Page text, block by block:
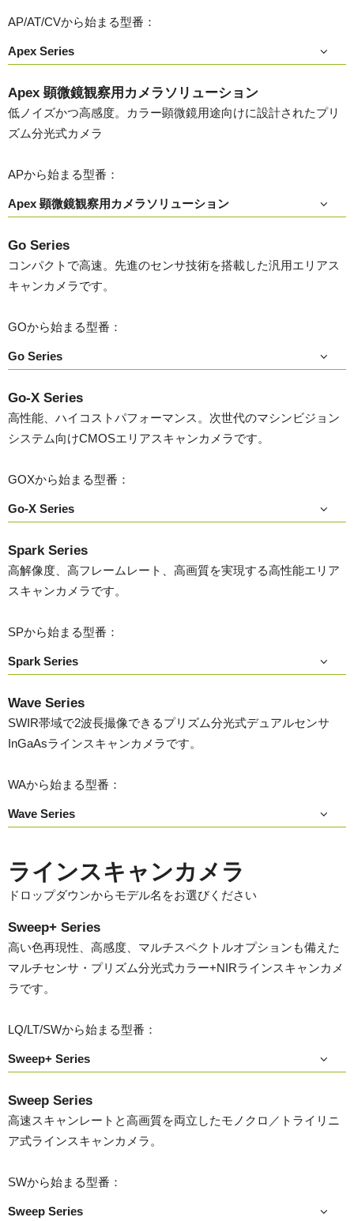
AP/AT/CVから始まる型番：
Apex Series
Apex 顕微鏡観察用カメラソリューション
低ノイズかつ高感度。カラー顕微鏡用途向けに設計されたプリ
ズム分光式カメラ
APから始まる型番：
Apex 顕微鏡観察用カメラソリューション
Go Series
コンパクトで高速。先進のセンサ技術を搭載した汎用エリアス
キャンカメラです。
GOから始まる型番：
Go Series
Go-X Series
高性能、ハイコストパフォーマンス。次世代のマシンビジョン
システム向けCMOSエリアスキャンカメラです。
GOXから始まる型番：
Go-X Series
Spark Series
高解像度、高フレームレート、高画質を実現する高性能エリア
スキャンカメラです。
SPから始まる型番：
Spark Series
Wave Series
SWIR帯域で2波長撮像できるプリズム分光式デュアルセンサ
InGaAsラインスキャンカメラです。
WAから始まる型番：
Wave Series
ラインスキャンカメラ
ドロップダウンからモデル名をお選びください
Sweep+ Series
高い色再現性、高感度、マルチスペクトルオプションも備えた
マルチセンサ・プリズム分光式カラー+NIRラインスキャンカメ
ラです。
LQ/LT/SWから始まる型番：
Sweep+ Series
Sweep Series
高速スキャンレートと高画質を両立したモノクロ／トライリニ
ア式ラインスキャンカメラ。
SWから始まる型番：
Sweep Series